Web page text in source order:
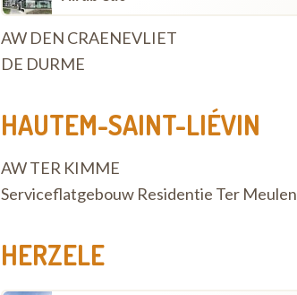
AW DEN CRAENEVLIET
DE DURME
HAUTEM-SAINT-LIÉVIN
AW TER KIMME
Serviceflatgebouw Residentie Ter Meulen
HERZELE